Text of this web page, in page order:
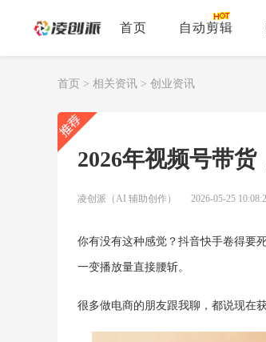
首页 自动剪辑
首页 > 相关资讯 > 创业资讯
2026年视频号带
凌创派（AI 辅助创作） 2026-05-25
你有没有这种感觉？抖音快手卷得要
一变播放量直接腰斩。
很多做电商的朋友跟我聊，都说现在